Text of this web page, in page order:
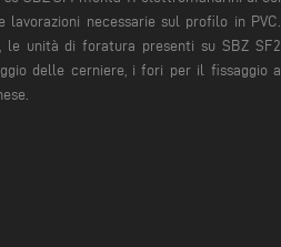
necessarie sul profilo in PVC.
le unità di foratura presenti su SBZ SF2
delle cerniere, i fori per il fissaggio a